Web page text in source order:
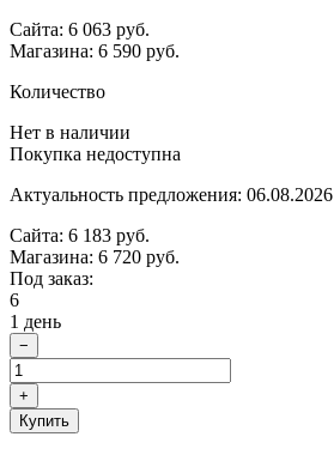
Сайта: 6 063 руб.
Магазина: 6 590 руб.
Количество
Нет в наличии
Покупка недоступна
Актуальность предложения: 06.08.2026
Сайта: 6 183 руб.
Магазина: 6 720 руб.
Под заказ:
6
1 день
−
+
Купить